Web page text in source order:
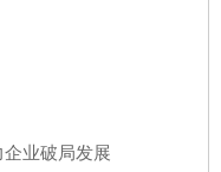
业破局发展